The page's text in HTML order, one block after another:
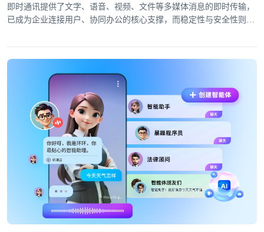
即时通讯提供了文字、语音、视频、文件等多媒体消息的即时传输，
已成为企业连接用户、协同办公的核心支撑，而稳定性与安全性则是